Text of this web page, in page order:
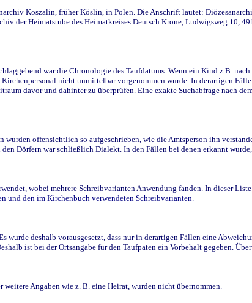
Koszalin, früher Köslin, in Polen. Die Anschrift lautet:
der Heimatstube des Heimatkreises Deutsch Krone, Ludwigsweg 10,
war die Chronologie des Taufdatums. Wenn ein Kind z.B.
nicht unmittelbar vorgenommen wurde. In derartigen
davor und dahinter zu überprüfen. Eine exakte Suchabfrage nach
offensichtlich so aufgeschrieben, wie die Amtsperson ihn
Dörfern war schließlich Dialekt. In den Fällen bei denen erkannt
wobei mehrere Schreibvarianten Anwendung fanden. In dieser
und den im Kirchenbuch verwendeten Schreibvarianten.
deshalb vorausgesetzt, dass nur in derartigen Fällen eine
ist bei der Ortsangabe für den Taufpaten ein Vorbehalt gegeben.
Angaben wie z. B. eine Heirat, wurden nicht übernommen.